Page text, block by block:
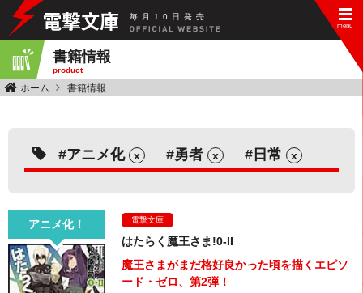
毎 月 10 日 発 売
書籍情報
product
ホーム 書籍情報
アニメ化 x 勇者 x 日常 x
アニメ化！ 電撃文庫
はたらく魔王さま!0-II
魔王さまがまだ格好良かった頃を描くエピソ
ード・ゼロ、第2弾！